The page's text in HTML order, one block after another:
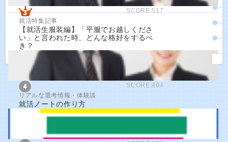
SCORE:517
就活特集記事
【就活生服装編】「平服でお越しくださ
い」と言われた時、どんな格好をするべ
き？
SCORE:404
リアルな選考情報・体験談
就活ノートの作り方